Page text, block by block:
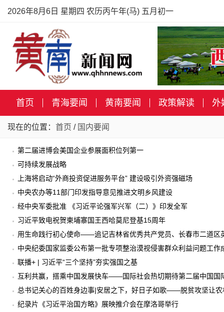
2026年8月6日 星期四 农历丙午年(马) 五月初一
首页 青海要闻 黄南要闻 政策解读 外
现在的位置： 首页 / 国内要闻
第二届进博会美国企业参展面积位列第一
可持续发展战略
上海将启动“外商投资促进服务平台” 建设吸引外资强磁场
中央农办等11部门印发指导意见推进文明乡风建设
经中央军委批准 《习近平论强军兴军（二）》印发全军
习近平致电祝贺柬埔寨国王西哈莫尼登基15周年
用生命践行初心使命——追记吉林省优秀共产党员、长春市二道区
中央纪委国家监委公布第一批专项整治漠视侵害群众利益问题工作
联播+ | 习近平“三个坚持”夯实强国之基
互利共赢，搭乘中国发展快车——国际社会热切期待第二届中国国
总书记关心的百姓身边事|安居之下，好日子如歌——脱贫攻坚让
纪录片《习近平治国方略》展映推介会在摩洛哥举行